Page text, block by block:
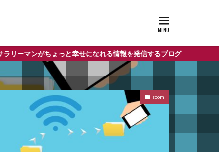
ちょっと幸せになれる情報を発信するブログ
zoom